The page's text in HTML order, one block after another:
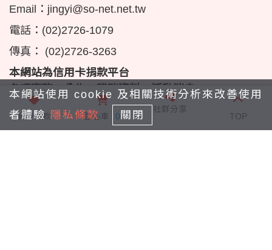
Email： jingyi@so-net.net.tw
電話： (02)2726-1079
傳真：
(02)2726-3263
本網站為信用卡捐款平台
各項事務、公告、貓咪資料、活動消息
請至www.mypet-club.com查看
我要捐款 愛心車 0
社群分享
TOP
本網站使用 cookie 及相關技術分析來改善使用
者體驗 隱私條款 關閉